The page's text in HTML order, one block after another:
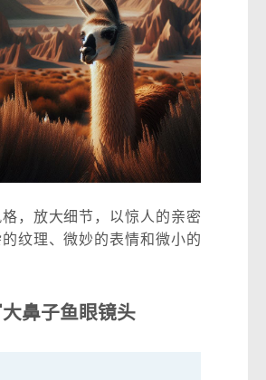
，放大细节，以惊人的亲密
纹理、微妙的表情和微小的
鼻子鱼眼镜头